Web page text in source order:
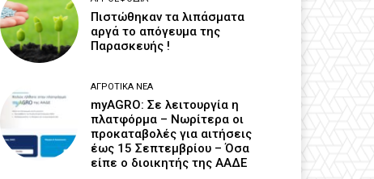
Πιστώθηκαν τα λιπάσματα
αργά το απόγευμα της
Παρασκευής !
ΑΓΡΟΤΙΚΆ ΝΈΑ
myAGRO: Σε λειτουργία η
πλατφόρμα – Νωρίτερα οι
προκαταβολές για αιτήσεις
έως 15 Σεπτεμβρίου – Όσα
είπε ο διοικητής της ΑΑΔΕ